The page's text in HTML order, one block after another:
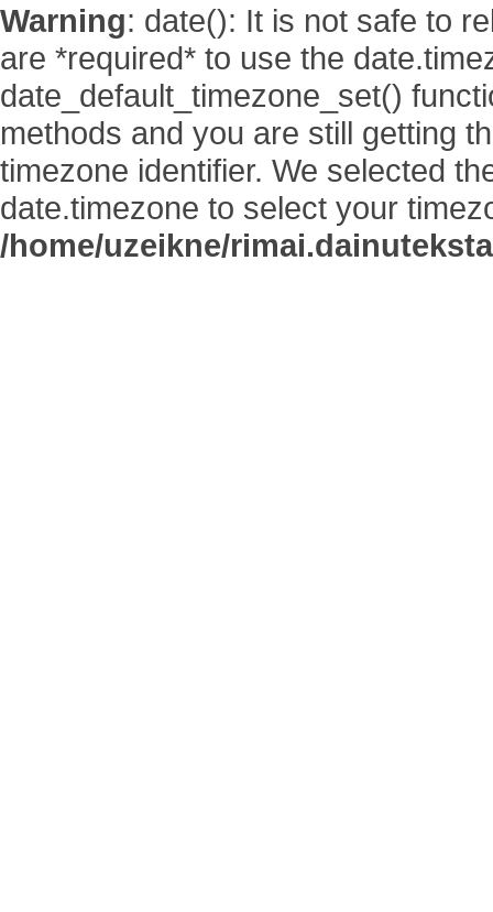
Warning: date(): It is not safe to
are *required* to use the
date_default_timezone_set()
methods and you are still getting
timezone identifier. We selected
date.timezone to select your
/home/uzeikne/